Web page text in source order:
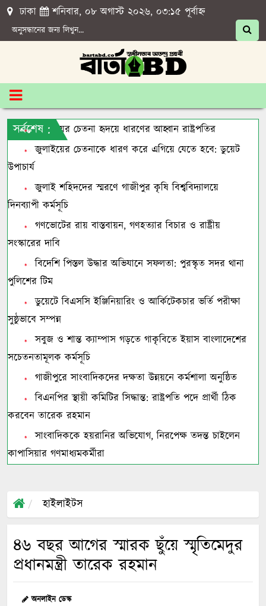
ঢাকা শনিবার, ০৮ অগাস্ট ২০২৬, ০৩:১৫ পূর্বাহ্ন
সর্বশেষ :জুলাইয়ের চেতনা হৃদয়ে ধারণের আহ্বান রাষ্ট্রপতির
জুলাইয়ের চেতনাকে ধারণ করে এগিয়ে যেতে হবে: ডুয়েট
উপাচার্য
জুলাই শহিদদের স্মরণে গাজীপুর কৃষি বিশ্ববিদ্যালয়ে
দিনব্যাপী কর্মসূচি
গণভোটের রায় বাস্তবায়ন, গণহত্যার বিচার ও রাষ্ট্রীয়
সংস্কারের দাবি
বিদেশি পিস্তল উদ্ধার অভিযানে সফলতা: পুরস্কৃত সদর থানা
পুলিশের টিম
ডুয়েটে বিএসসি ইঞ্জিনিয়ারিং ও আর্কিটেকচার ভর্তি পরীক্ষা
সুষ্ঠুভাবে সম্পন্ন
সবুজ ও শান্ত ক্যাম্পাস গড়তে গাকৃবিতে ইয়াস বাংলাদেশের
সচেতনতামূলক কর্মসূচি
গাজীপুরে সাংবাদিকদের দক্ষতা উন্নয়নে কর্মশালা অনুষ্ঠিত
বিএনপির স্থায়ী কমিটির সিদ্ধান্ত: রাষ্ট্রপতি পদে প্রার্থী ঠিক
করবেন তারেক রহমান
সাংবাদিককে হয়রানির অভিযোগ, নিরপেক্ষ তদন্ত চাইলেন
কাপাসিয়ার গণমাধ্যমকর্মীরা
হাইলাইটস
৪৬ বছর আগের স্মারক ছুঁয়ে স্মৃতিমেদুর
প্রধানমন্ত্রী তারেক রহমান
অনলাইন ডেস্ক